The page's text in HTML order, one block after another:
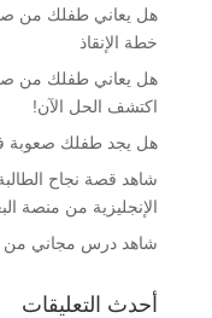
هل يعاني طفلك من
خطة الإنقاذ
هل يعاني طفلك من
اكتشف الحل الآن!
هل يجد طفلك صعوبة في
شاهد قصة نجاح
الإنجليزية من منصة
شاهد درس مجاني
أحدث التعليقات